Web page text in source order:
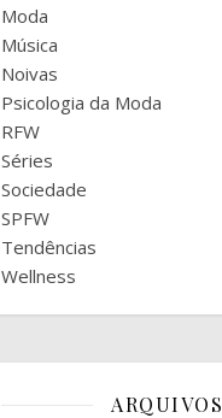
Moda
Música
Noivas
Psicologia da Moda
RFW
Séries
Sociedade
SPFW
Tendências
Wellness
ARQUIVOS